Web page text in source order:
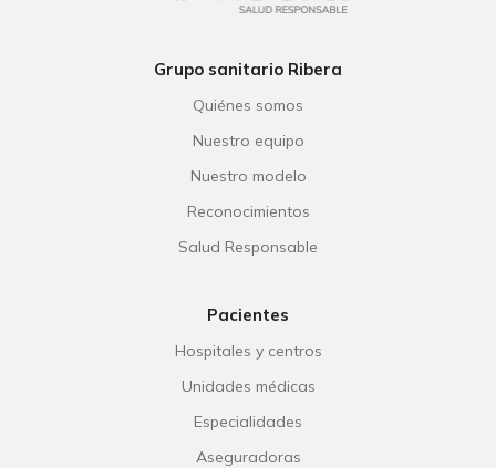
Grupo sanitario Ribera
Quiénes somos
Nuestro equipo
Nuestro modelo
Reconocimientos
Salud Responsable
Pacientes
Hospitales y centros
Unidades médicas
Especialidades
Aseguradoras